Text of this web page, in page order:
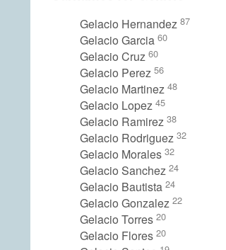
Gelacio Hernandez 87
Gelacio Garcia 60
Gelacio Cruz 60
Gelacio Perez 56
Gelacio Martinez 48
Gelacio Lopez 45
Gelacio Ramirez 38
Gelacio Rodriguez 32
Gelacio Morales 32
Gelacio Sanchez 24
Gelacio Bautista 24
Gelacio Gonzalez 22
Gelacio Torres 20
Gelacio Flores 20